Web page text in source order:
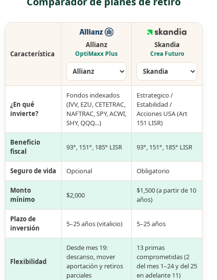
Característica
Allianz
OptiMaxx Plus
Skandia
Crea Futuro
¿En qué
invierte?
Fondos indexados
(IVV, EZU, CETETRAC,
NAFTRAC, SPY, ACWI,
SHY, QQQ…)
Estrategico /
Estabilidad /
Acciones USA (Art
151 LISR)
Beneficio
fiscal
93°, 151°, 185° LISR 93°, 151°, 185° LISR
Seguro de vida Opcional Obligatorio
Monto
mínimo
$2,000
$1,500 (a partir de 10
años)
Plazo de
inversión
5–25 años (vitalicio) 5–25 años
Flexibilidad
Desde mes 19:
descanso, mover
aportación y retiros
parciales
13 primas
comprometidas (2
del mes 1–24 y del 25
en adelante 11)